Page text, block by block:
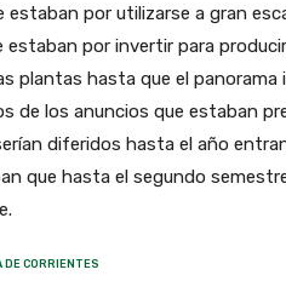
por utilizarse a gran
estaban por invertir para
plantas hasta que el panorama
de los anuncios que estaban
diferidos hasta el año
que hasta el segundo
DE CORRIENTES